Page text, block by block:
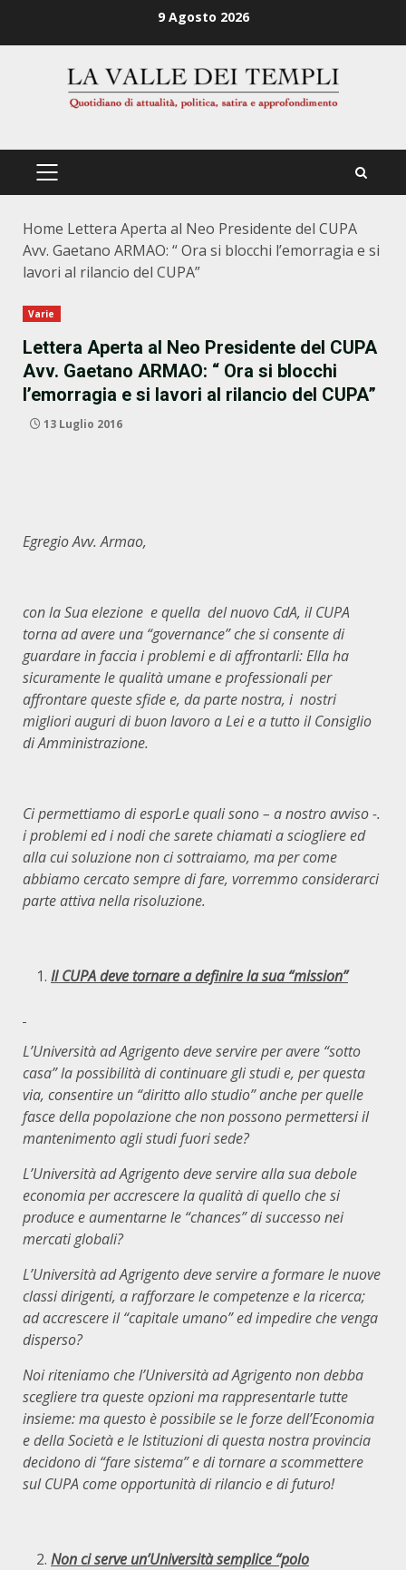
9 Agosto 2026
PRIMÄRES
Home Lettera Aperta al Neo Presidente del CUPA
Avv. Gaetano ARMAO: “ Ora si blocchi l’emorragia e si
lavori al rilancio del CUPA”
Varie
Lettera Aperta al Neo Presidente del CUPA
Avv. Gaetano ARMAO: “ Ora si blocchi
l’emorragia e si lavori al rilancio del CUPA”
13 Luglio 2016
Egregio Avv. Armao,
con la Sua elezione e quella del nuovo CdA, il CUPA
torna ad avere una “governance” che si consente di
guardare in faccia i problemi e di affrontarli: Ella ha
sicuramente le qualità umane e professionali per
affrontare queste sfide e, da parte nostra, i nostri
migliori auguri di buon lavoro a Lei e a tutto il Consiglio
di Amministrazione.
Ci permettiamo di esporLe quali sono – a nostro avviso -.
i problemi ed i nodi che sarete chiamati a sciogliere ed
alla cui soluzione non ci sottraiamo, ma per come
abbiamo cercato sempre di fare, vorremmo considerarci
parte attiva nella risoluzione.
Il CUPA deve tornare a definire la sua “mission”
L’Università ad Agrigento deve servire per avere “sotto
casa” la possibilità di continuare gli studi e, per questa
via, consentire un “diritto allo studio” anche per quelle
fasce della popolazione che non possono permettersi il
mantenimento agli studi fuori sede?
L’Università ad Agrigento deve servire alla sua debole
economia per accrescere la qualità di quello che si
produce e aumentarne le “chances” di successo nei
mercati globali?
L’Università ad Agrigento deve servire a formare le nuove
classi dirigenti, a rafforzare le competenze e la ricerca;
ad accrescere il “capitale umano” ed impedire che venga
disperso?
Noi riteniamo che l’Università ad Agrigento non debba
scegliere tra queste opzioni ma rappresentarle tutte
insieme: ma questo è possibile se le forze dell’Economia
e della Società e le Istituzioni di questa nostra provincia
decidono di “fare sistema” e di tornare a scommettere
sul CUPA come opportunità di rilancio e di futuro!
Non ci serve un’Università semplice “polo